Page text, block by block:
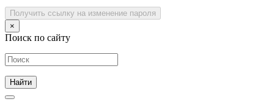
Получить ссылку на изменение пароля
×
Поиск по сайту